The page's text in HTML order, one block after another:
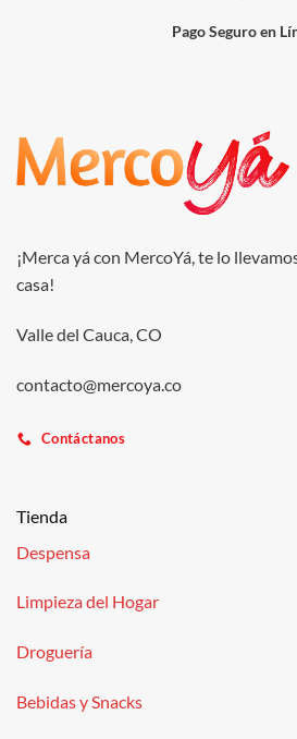
Pago Seguro en
¡Merca yá con MercoYá, te lo
casa!
Valle del Cauca, CO
contacto@mercoya.co
Contáctanos
Tienda
Despensa
Limpieza del Hogar
Droguería
Bebidas y Snacks